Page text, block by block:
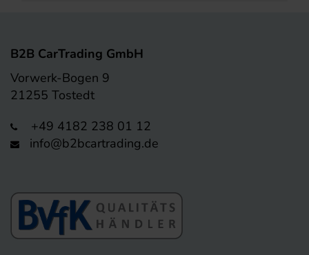
B2B CarTrading GmbH
Vorwerk-Bogen 9
21255 Tostedt
+49 4182 238 01 12
info@b2bcartrading.de